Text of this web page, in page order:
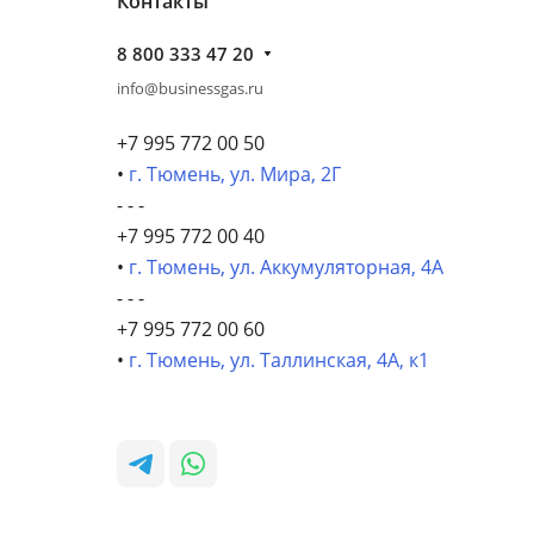
8 800 333 47 20
info@businessgas.ru
+7 995 772 00 50
• г. Тюмень, ул. Мира, 2Г
- - -
+7 995 772 00 40
• г. Тюмень, ул. Аккумуляторная, 4А
- - -
+7 995 772 00 60
• г. Тюмень, ул. Таллинская, 4А, к1